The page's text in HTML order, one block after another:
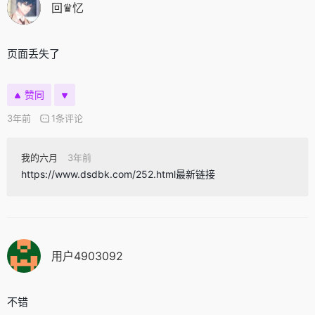
回♛忆
页面丢失了
赞同
3年前 1条评论
我的六月 3年前
https://www.dsdbk.com/252.html最新链接
用户4903092
不错